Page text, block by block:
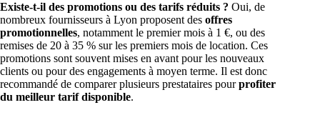
Existe-t-il des promotions ou des tarifs réduits ? Oui, de
nombreux fournisseurs à Lyon proposent des offres
promotionnelles, notamment le premier mois à 1 €, ou des
remises de 20 à 35 % sur les premiers mois de location. Ces
promotions sont souvent mises en avant pour les nouveaux
clients ou pour des engagements à moyen terme. Il est donc
recommandé de comparer plusieurs prestataires pourprofiter
du meilleur tarif disponible.